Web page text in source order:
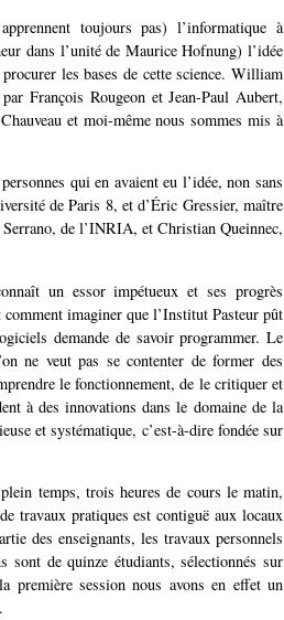
toujours pas) l’informatique à
dans l’unité de Maurice Hofnung) l’idée
les bases de cette science. William
François Rougeon et Jean-Paul Aubert,
et moi-même nous sommes mis à
qui en avaient eu l’idée, non sans
de Paris 8, et d’Éric Gressier, maître
de l’INRIA, et Christian Queinnec,
un essor impétueux et ses progrès
imaginer que l’Institut Pasteur pût
demande de savoir programmer. Le
ne veut pas se contenter de former des
le fonctionnement, de le critiquer et
à des innovations dans le domaine de la
et systématique, c’est-à-dire fondée sur
temps, trois heures de cours le matin,
travaux pratiques est contiguë aux locaux
des enseignants, les travaux personnels
sont de quinze étudiants, sélectionnés sur
première session nous avons en effet un